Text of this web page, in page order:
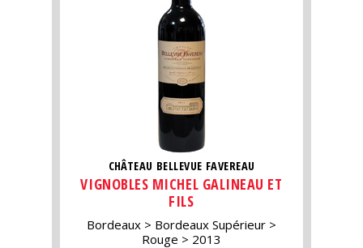
CHÂTEAU BELLEVUE FAVEREAU
VIGNOBLES MICHEL GALINEAU ET
FILS
Bordeaux
Bordeaux Supérieur
Rouge
2013